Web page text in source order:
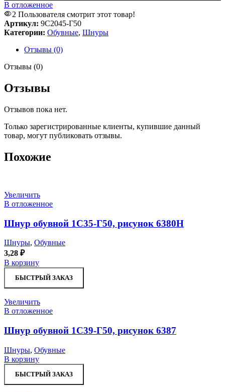
В отложенное
2 Пользователя смотрит этот товар!
Артикул: 9С2045-Г50
Категории: Обувные, Шнуры
Отзывы (0)
Отзывы (0)
Отзывы
Отзывов пока нет.
Только зарегистрированные клиенты, купившие данный
товар, могут публиковать отзывы.
Похожие
Увеличить
В отложенное
Шнур обувной 1С35-Г50, рисунок 6380Н
Шнуры, Обувные
3,28 ₽
В корзину
БЫСТРЫЙ ЗАКАЗ
Увеличить
В отложенное
Шнур обувной 1С39-Г50, рисунок 6387
Шнуры, Обувные
В корзину
БЫСТРЫЙ ЗАКАЗ